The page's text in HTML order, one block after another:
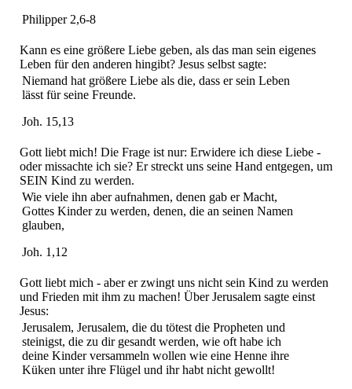
Philipper 2,6-8
Kann es eine größere Liebe geben, als das man sein eigenes
Leben für den anderen hingibt? Jesus selbst sagte:
Niemand hat größere Liebe als die, dass er sein Leben
lässt für seine Freunde.
Joh. 15,13
Gott liebt mich! Die Frage ist nur: Erwidere ich diese Liebe -
oder missachte ich sie? Er streckt uns seine Hand entgegen, um
SEIN Kind zu werden.
Wie viele ihn aber aufnahmen, denen gab er Macht,
Gottes Kinder zu werden, denen, die an seinen Namen
glauben,
Joh. 1,12
Gott liebt mich - aber er zwingt uns nicht sein Kind zu werden
und Frieden mit ihm zu machen! Über Jerusalem sagte einst
Jesus:
Jerusalem, Jerusalem, die du tötest die Propheten und
steinigst, die zu dir gesandt werden, wie oft habe ich
deine Kinder versammeln wollen wie eine Henne ihre
Küken unter ihre Flügel und ihr habt nicht gewollt!